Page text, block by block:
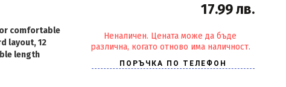
comfortable
layout, 12
length
17.99 лв.
Неналичен. Цената може да бъде
различна, когато отново има наличност.